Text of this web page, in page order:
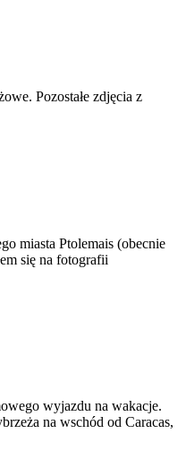
Pozostałe zdjęcia z
miasta Ptolemais (obecnie
się na fotografii
wyjazdu na wakacje.
na wschód od Caracas,